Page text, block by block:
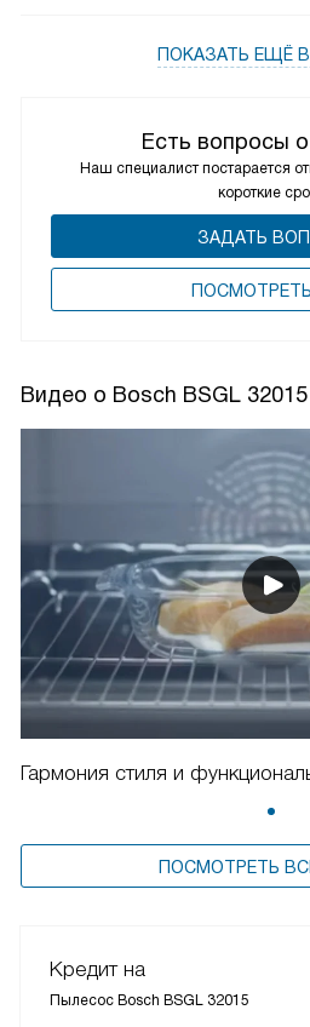
Есть вопросы
Наш специалист постарается
короткие
ЗАДАТЬ
ПОКАЗАТЬ ЕЩЁ
Видео о Bosch BSGL 32015
Гармония стиля и
ПОСМОТРЕТЬ
Кредит на
Пылесос Bosch BSGL 32015